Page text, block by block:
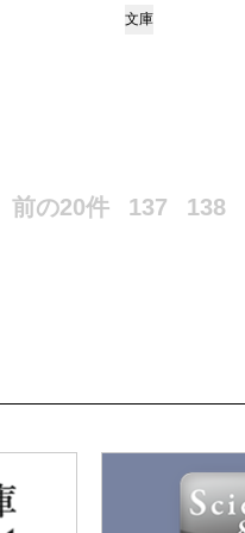
文庫
前の20件 137 138